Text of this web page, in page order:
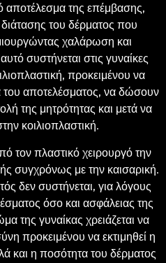
αποτέλεσμα της επέμβασης,
του δέρματος που
χαλάρωση και
συστήνεται στις γυναίκες
προκειμένου να
του αποτελέσματος, να δώσουν
της μητρότητας και μετά να
κοιλιοπλαστική.
τον πλαστικό χειρουργό την
συγχρόνως με την καισαρική.
δεν συστήνεται, για λόγους
όσο και ασφάλειας της
της γυναίκας χρειάζεται να
προκειμένου να εκτιμηθεί η
και η ποσότητα του δέρματος